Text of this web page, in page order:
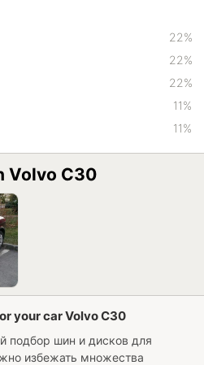
22%
22%
22%
11%
11%
Volvo C30
your car Volvo C30
подбор шин и дисков для
избежать множества